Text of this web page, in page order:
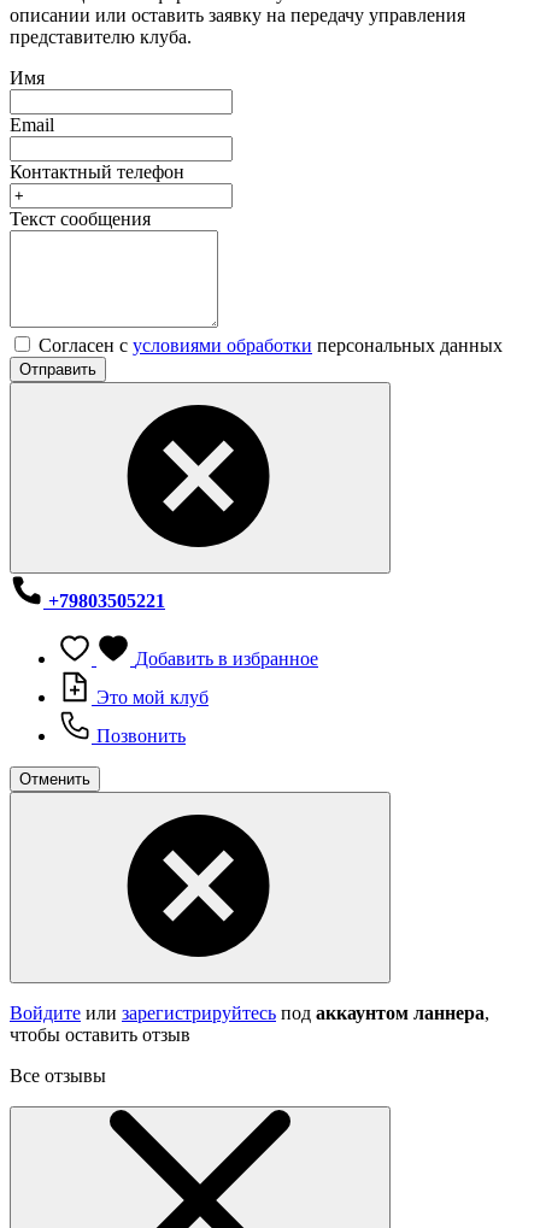
описании или оставить заявку на передачу управления
представителю клуба.
Имя
Email
Контактный телефон
Текст сообщения
Согласен с условиями обработки персональных данных
Отправить
+79803505221
Добавить в избранное
Это мой клуб
Позвонить
Отменить
Войдите или зарегистрируйтесь под аккаунтом ланнера,
чтобы оставить отзыв
Все отзывы